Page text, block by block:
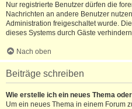
Nur registrierte Benutzer dürfen die
Nachrichten an andere Benutzer
Administration freigeschaltet wurde.
dieses Systems durch Gäste
Nach oben
Beiträge schreiben
Wie erstelle ich ein neues Thema
Um ein neues Thema in einem Forum